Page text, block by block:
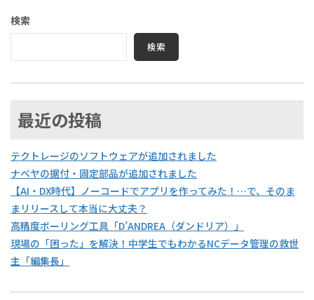
検索
検索
最近の投稿
テクトレージのソフトウェアが追加されました
ナベヤの据付・固定部品が追加されました
【AI・DX時代】ノーコードでアプリを作ってみた！…で、そのま
まリリースして本当に大丈夫？
高精度ボーリング工具「D’ANDREA（ダンドリア）」
現場の「困った」を解決！中学生でもわかるNCデータ管理の救世
主「編集長」